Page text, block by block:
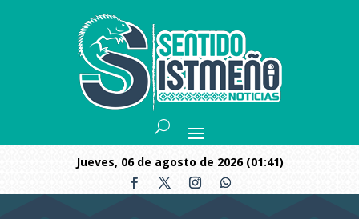
jueves, 06 de agosto de 2026 (01:41)